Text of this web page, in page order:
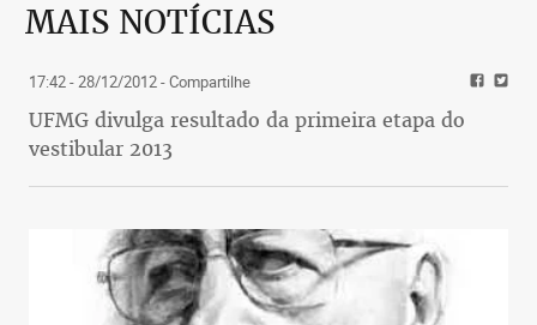
MAIS NOTÍCIAS
17:42 - 28/12/2012- Compartilhe
UFMG divulga resultado da primeira etapa do
vestibular 2013